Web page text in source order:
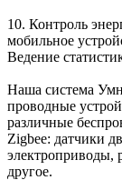
10. Контроль
мобильное
Ведение
Наша система
проводные
различные
Zigbee: датчики
электроприводы,
другое.